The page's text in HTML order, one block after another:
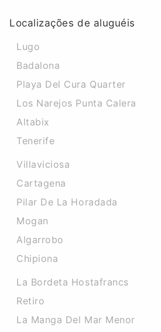
Localizações de aluguéis
Lugo
Badalona
Playa Del Cura Quarter
Los Narejos Punta Calera
Altabix
Tenerife
Villaviciosa
Cartagena
Pilar De La Horadada
Mogan
Algarrobo
Chipiona
La Bordeta Hostafrancs
Retiro
La Manga Del Mar Menor